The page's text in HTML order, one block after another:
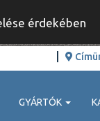
érdekében
GYÁRTÓK